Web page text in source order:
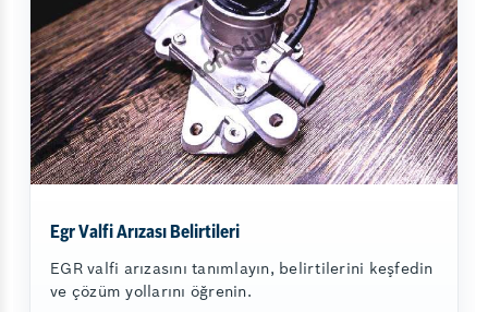
Egr Valfi Arızası Belirtileri
EGR valfi arızasını tanımlayın, belirtilerini keşfedin
ve çözüm yollarını öğrenin.